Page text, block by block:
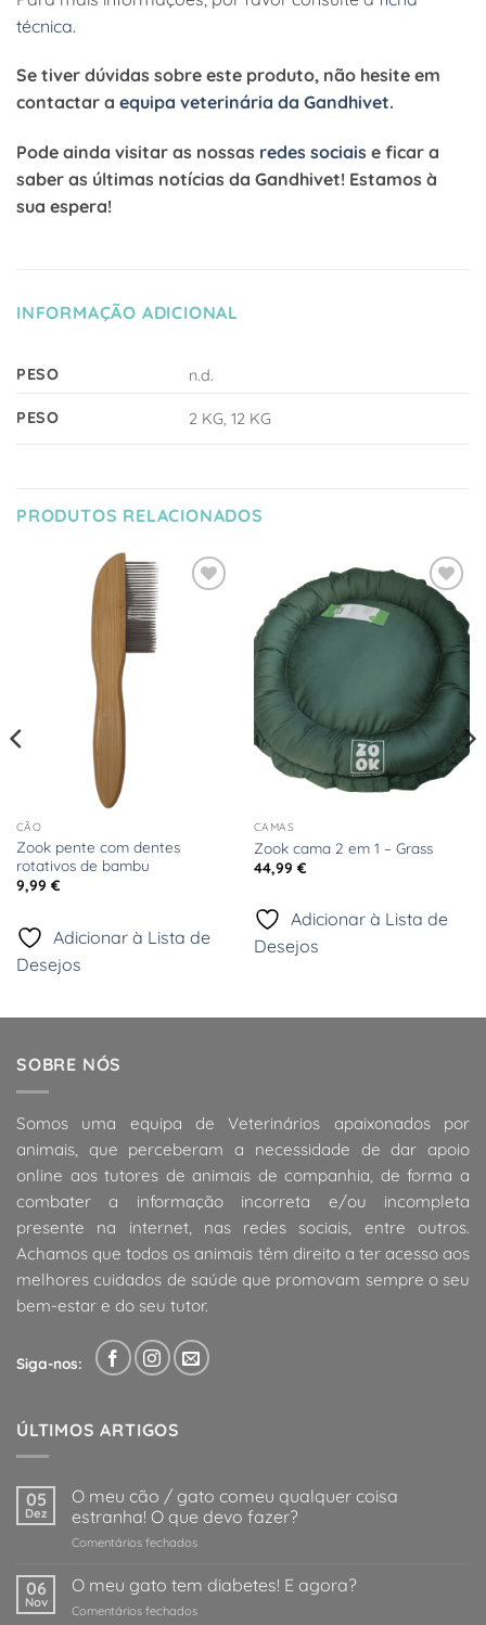
técnica.
Se tiver dúvidas sobre este produto, não hesite em
contactar a equipa veterinária da Gandhivet.
Pode ainda visitar as nossas redes sociais e ficar a
saber as últimas notícias da Gandhivet! Estamos à
sua espera!
INFORMAÇÃO ADICIONAL
PESO n.d.
PESO 2 KG, 12 KG
PRODUTOS RELACIONADOS
CÃO
Zook pente com dentes
rotativos de bambu
9,99 €
Adicionar à Lista de
Desejos
Adicionar
à Lista
de
Desejos
CAMAS
Zook cama 2 em 1 – Grass
44,99 €
Adicionar à Lista de
Desejos
SOBRE NÓS
Somos uma equipa de Veterinários apaixonados por
animais, que perceberam a necessidade de dar apoio
online aos tutores de animais de companhia, de forma a
combater a informação incorreta e/ou incompleta
presente na internet, nas redes sociais, entre outros.
Achamos que todos os animais têm direito a ter acesso aos
melhores cuidados de saúde que promovam sempre o seu
bem-estar e do seu tutor.
Siga-nos:
ÚLTIMOS ARTIGOS
05
Dez
O meu cão / gato comeu qualquer coisa
estranha! O que devo fazer?
Comentários fechadosem
meu
/
06
Nov
O meu gato tem diabetes! E agora?
Comentários fechadosem